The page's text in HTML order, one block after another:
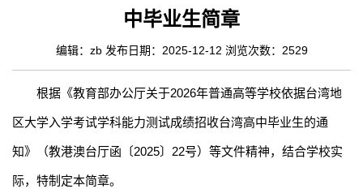
中毕业生简章
编辑：zb 发布日期：2025-12-12 浏览次数： 2529
根据《教育部办公厅关于2026年普通高等学校依据台湾地
区大学入学考试学科能力测试成绩招收台湾高中毕业生的通
知》（教港澳台厅函 〔2025〕 22号）等文件精神，结合学校实
际，特制定本简章。